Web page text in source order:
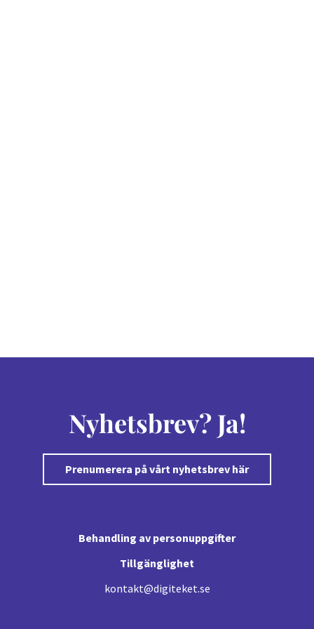
Behandling av personuppgifter
Tillgänglighet
kontakt@digiteket.se
Nyhetsbrev? Ja!
Prenumerera på vårt nyhetsbrev här